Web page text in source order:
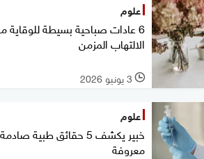
علوم
6 عادات صباحية بسيطة للوقاية
الالتهاب المزمن
l 3 يونيو 2026
علوم
خبير يكشف 5 حقائق طبية
معروفة